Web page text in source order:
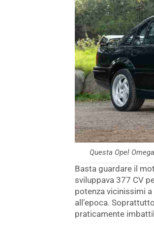
Questa Opel
Basta guardare il
sviluppava 377 CV
potenza vicinissimi
all’epoca.
praticamente